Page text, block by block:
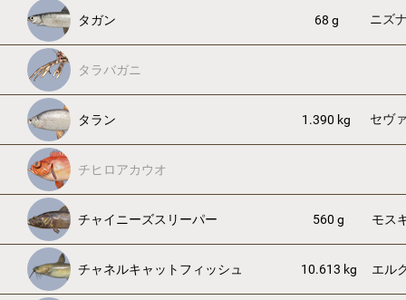
タガン 68 g ニズ
タラバガニ
タラン 1.390 kg セヴ
チヒロアカウオ
チャイニーズスリーパー 560 g モス
チャネルキャットフィッシュ 10.613 kg エル